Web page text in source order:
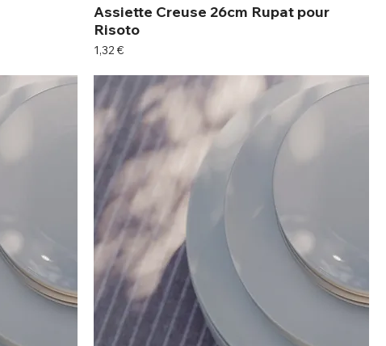
Assiette Creuse 26cm Rupat pour
Risoto
Prix
1,32 €